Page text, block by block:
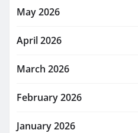
May 2026
April 2026
March 2026
February 2026
January 2026